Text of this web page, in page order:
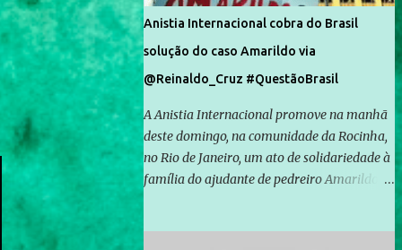
Anistia Internacional cobra do Brasil
solução do caso Amarildo via
@Reinaldo_Cruz #QuestãoBrasil
A Anistia Internacional promove na manhã
deste domingo, na comunidade da Rocinha,
no Rio de Janeiro, um ato de solidariedade à
família do ajudante de pedreiro Amarildo de